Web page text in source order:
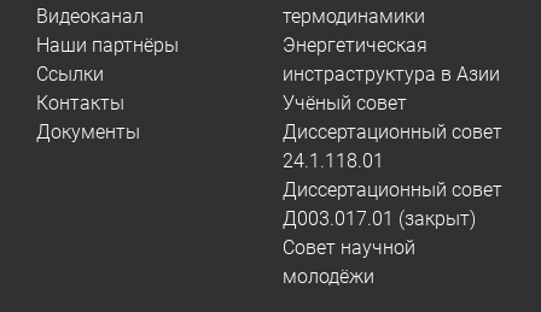
Видеоканал
Наши партнёры
Ссылки
Контакты
Документы
термодинамики
Энергетическая
инстраструктура в Азии
Учёный совет
Диссертационный совет
24.1.118.01
Диссертационный совет
Д003.017.01 (закрыт)
Совет научной
молодёжи